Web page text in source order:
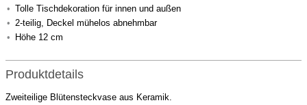
Tolle Tischdekoration für innen und außen
2-teilig, Deckel mühelos abnehmbar
Höhe 12 cm
Produktdetails
Zweiteilige Blütensteckvase aus Keramik.